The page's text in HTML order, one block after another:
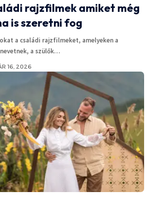
rajzfilmek amiket még
is szeretni fog
a családi rajzfilmeket, amelyeken a
a szülők…
16, 2026